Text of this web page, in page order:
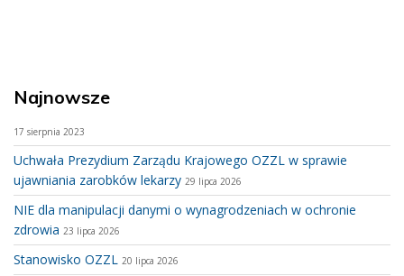
Najnowsze
17 sierpnia 2023
Uchwała Prezydium Zarządu Krajowego OZZL w sprawie
ujawniania zarobków lekarzy 29 lipca 2026
NIE dla manipulacji danymi o wynagrodzeniach w ochronie
zdrowia 23 lipca 2026
Stanowisko OZZL 20 lipca 2026